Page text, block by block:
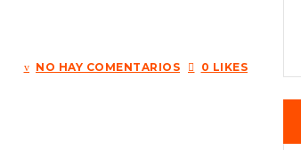
NO HAY COMENTARIOS 0 LIKES